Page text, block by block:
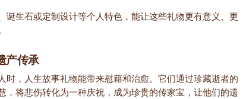
诞生石或定制设计等个人特色，能让这些礼物更有意义、更
产传承
时，人生故事礼物能带来慰藉和治愈。它们通过珍藏逝者的
，将悲伤转化为一种庆祝，成为珍贵的传家宝，让他们的遗